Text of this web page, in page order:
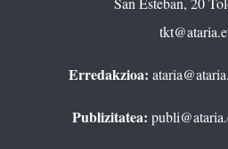
Erredakzioa:
Publizitatea: